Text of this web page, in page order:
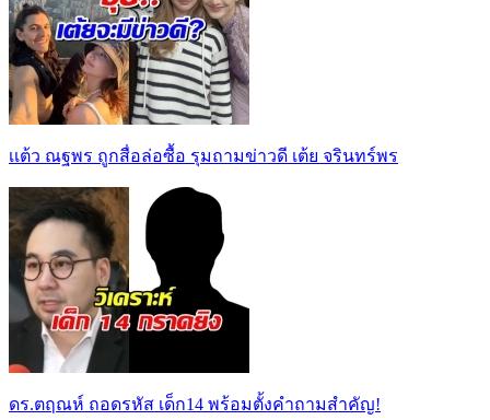
เเต้ว ณฐพร ถูกสื่อล่อซื้อ รุมถามข่าวดี เต้ย จรินทร์พร
ดร.ตฤณห์ ถอดรหัส เด็ก14 พร้อมตั้งคำถามสำคัญ!